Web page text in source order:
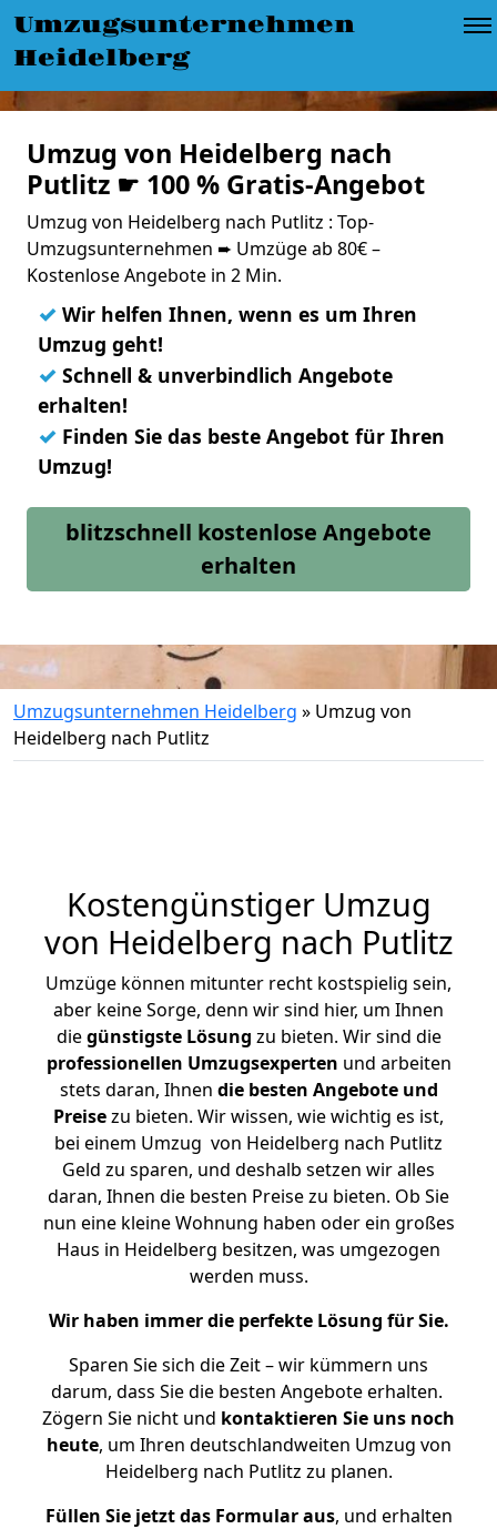
Umzugsunternehmen
Heidelberg
Umzug von Heidelberg nach
Putlitz ☛ 100 % Gratis-Angebot
Umzug von Heidelberg nach Putlitz : Top-
Umzugsunternehmen ➨ Umzüge ab 80€ –
Kostenlose Angebote in 2 Min.
✓ Wir helfen Ihnen, wenn es um Ihren
Umzug geht!
✓ Schnell & unverbindlich Angebote
erhalten!
✓ Finden Sie das beste Angebot für Ihren
Umzug!
blitzschnell kostenlose Angebote
erhalten
Umzugsunternehmen Heidelberg » Umzug von
Heidelberg nach Putlitz
Kostengünstiger Umzug
von Heidelberg nach Putlitz
Umzüge können mitunter recht kostspielig sein,
aber keine Sorge, denn wir sind hier, um Ihnen
diegünstigste Lösung zu bieten. Wir sind die
professionellen Umzugsexperten und arbeiten
stets daran, Ihnen die besten Angebote und
Preisezu bieten. Wir wissen, wie wichtig es ist,
bei einem Umzug von Heidelberg nach Putlitz
Geld zu sparen, und deshalb setzen wir alles
daran, Ihnen die besten Preise zu bieten. Ob Sie
nun eine kleine Wohnung haben oder ein großes
Haus in Heidelberg besitzen, was umgezogen
werden muss.
Wir haben immer die perfekte Lösung für Sie.
Sparen Sie sich die Zeit – wir kümmern uns
darum, dass Sie die besten Angebote erhalten.
Zögern Sie nicht und kontaktieren Sie uns noch
heute, um Ihren deutschlandweiten Umzug von
Heidelberg nach Putlitz zu planen.
Füllen Sie jetzt das Formular aus, und erhalten